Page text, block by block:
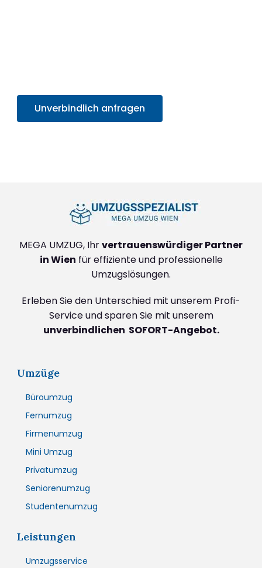
Unverbindlich anfragen
MEGA UMZUG, Ihrvertrauenswürdiger Partner
in Wien für effiziente und professionelle
Umzugslösungen.
Erleben Sie den Unterschied mit unserem Profi-
Service und sparen Sie mit unserem
unverbindlichen SOFORT-Angebot.
Umzüge
Büroumzug
Fernumzug
Firmenumzug
Mini Umzug
Privatumzug
Seniorenumzug
Studentenumzug
Leistungen
Umzugsservice